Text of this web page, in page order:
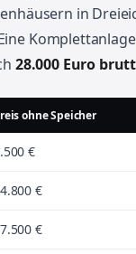
in
28.000 Euro
ohne Speicher
€
€
€